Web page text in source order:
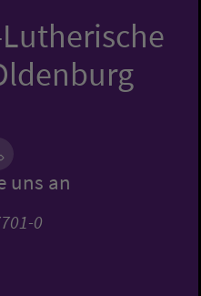
uns an
0